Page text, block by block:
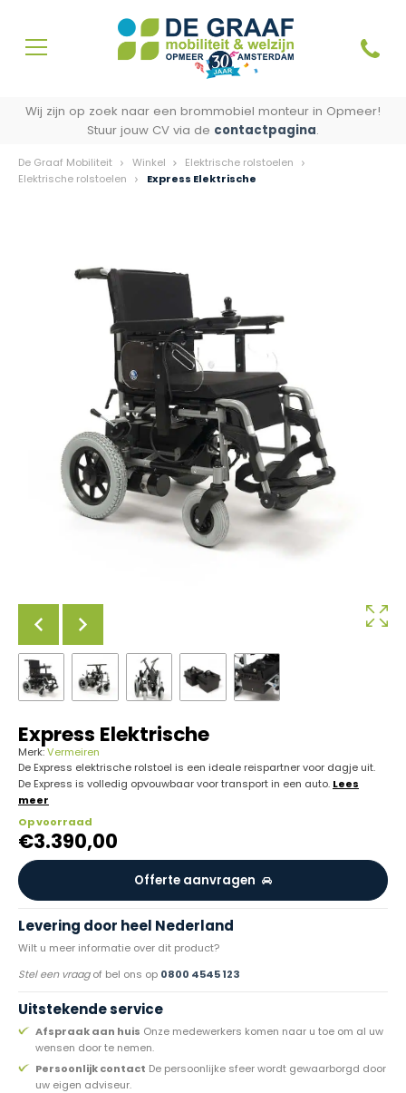
Wij zijn op zoek naar een brommobiel monteur in Opmeer!
Stuur jouw CV via de contactpagina.
De Graaf Mobiliteit Winkel
Elektrische rolstoelen
Elektrische rolstoelen
Express Elektrische
Express Elektrische
Merk:Vermeiren
De Express elektrische rolstoel is een ideale reispartner voor dagje uit.
De Express is volledig opvouwbaar voor transport in een auto. Lees
meer
Op voorraad
€3.390,00
Offerte aanvragen
Levering door heel Nederland
Wilt u meer informatie over dit product?
Stel een vraagof bel ons op 0800 4545 123
Uitstekende service
Afspraak aan huis Onze medewerkers komen naar u toe om al uw
wensen door te nemen.
Persoonlijk contact De persoonlijke sfeer wordt gewaarborgd door
uw eigen adviseur.